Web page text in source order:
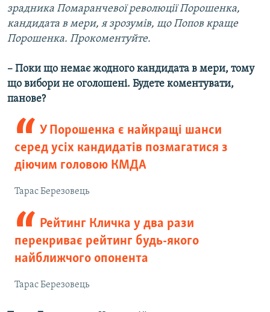
зрадника Помаранчевої революції Порошенка,
кандидата в мери, я зрозумів, що Попов краще
Порошенка. Прокоментуйте.
– Поки що немає жодного кандидата в мери, тому
що вибори не оголошені. Будете коментувати,
панове?
У Порошенка є найкращі шанси
серед усіх кандидатів позмагатися з
діючим головою КМДА
Тарас Березовець
Рейтинг Кличка у два рази
перекриває рейтинг будь-якого
найближчого опонента
Тарас Березовець